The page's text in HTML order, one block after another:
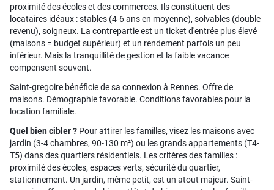
proximité des écoles et des commerces. Ils constituent des
locataires idéaux : stables (4-6 ans en moyenne), solvables (double
revenu), soigneux. La contrepartie est un ticket d'entrée plus élevé
(maisons = budget supérieur) et un rendement parfois un peu
inférieur. Mais la tranquillité de gestion et la faible vacance
compensent souvent.
Saint-gregoire bénéficie de sa connexion à Rennes. Offre de
maisons. Démographie favorable. Conditions favorables pour la
location familiale.
Quel bien cibler ? Pour attirer les familles, visez les maisons avec
jardin (3-4 chambres, 90-130 m²) ou les grands appartements (T4-
T5) dans des quartiers résidentiels. Les critères des familles :
proximité des écoles, espaces verts, sécurité du quartier,
stationnement. Un jardin, même petit, est un atout majeur. Saint-